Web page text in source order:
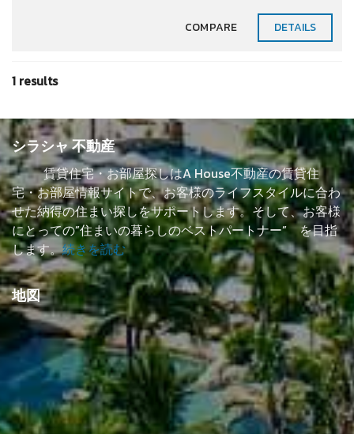
COMPARE DETAILS
1 results
シラシャ 不動産
賃貸住宅・お部屋探しはA House不動産の賃貸住
宅・お部屋情報サイトで、お客様のライフスタイルに合わ
せた納得の住まい探しをサポートします。そして、お客様
にとっての”住まいの暮らしのベストパートナー” を目指
します。続きを読む
地図